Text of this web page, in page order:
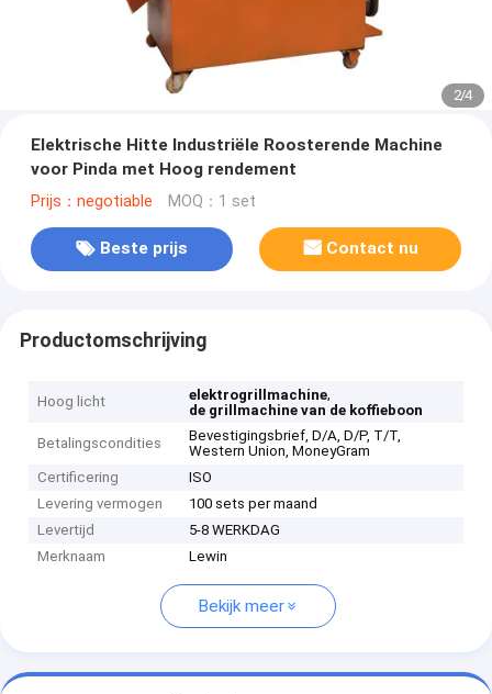
2/4
Elektrische Hitte Industriële Roosterende Machine
voor Pinda met Hoog rendement
Prijs：negotiable MOQ：1 set
Beste prijs Contact nu
Productomschrijving
Hoog licht elektrogrillmachine,
de grillmachine van de koffieboon
Betalingscondities
Bevestigingsbrief, D/A, D/P, T/T,
Western Union, MoneyGram
Certificering
ISO
Levering vermogen
100 sets per maand
Levertijd
5-8 WERKDAG
Merknaam
Lewin
Bekijk meer